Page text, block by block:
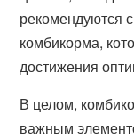
рекомендуются
комбикорма,
достижения
В целом,
важным